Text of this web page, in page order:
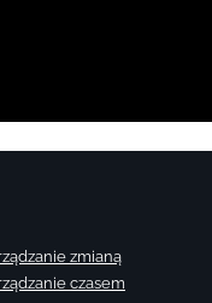
zmianą
czasem